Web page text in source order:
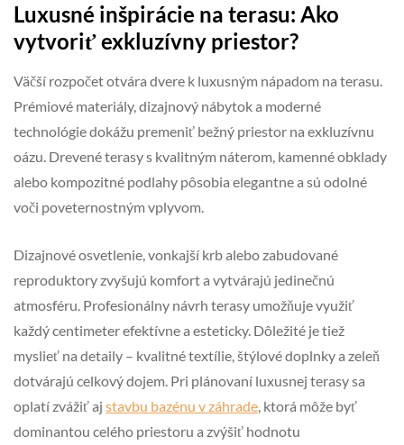
Luxusné inšpirácie na terasu: Ako
vytvoriť exkluzívny priestor?
Väčší rozpočet otvára dvere k luxusným nápadom na terasu.
Prémiové materiály, dizajnový nábytok a moderné
technológie dokážu premeniť bežný priestor na exkluzívnu
oázu. Drevené terasy s kvalitným náterom, kamenné obklady
alebo kompozitné podlahy pôsobia elegantne a sú odolné
voči poveternostným vplyvom.
Dizajnové osvetlenie, vonkajší krb alebo zabudované
reproduktory zvyšujú komfort a vytvárajú jedinečnú
atmosféru. Profesionálny návrh terasy umožňuje využiť
každý centimeter efektívne a esteticky. Dôležité je tiež
myslieť na detaily – kvalitné textílie, štýlové doplnky a zeleň
dotvárajú celkový dojem. Pri plánovaní luxusnej terasy sa
oplatí zvážiť aj stavbu bazénu v záhrade, ktorá môže byť
dominantou celého priestoru a zvýšiť hodnotu